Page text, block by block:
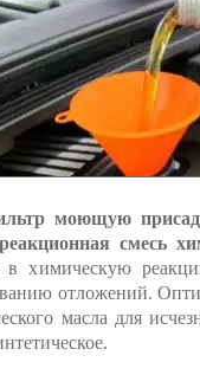
моющую
смесь
химическую
отложений.
масла для